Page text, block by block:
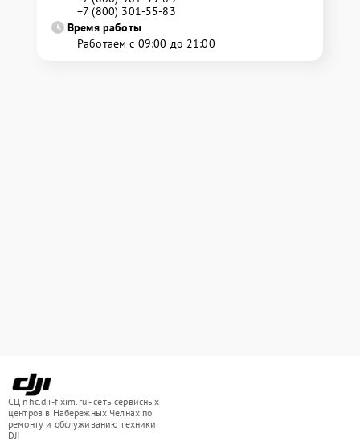
+7 (800) 301-55-83
Время работы
Работаем с 09:00 до 21:00
СЦ nhc.dji-fixim.ru - сеть сервисных
центров в Набережных Челнах по
ремонту и обслуживанию техники
DJI